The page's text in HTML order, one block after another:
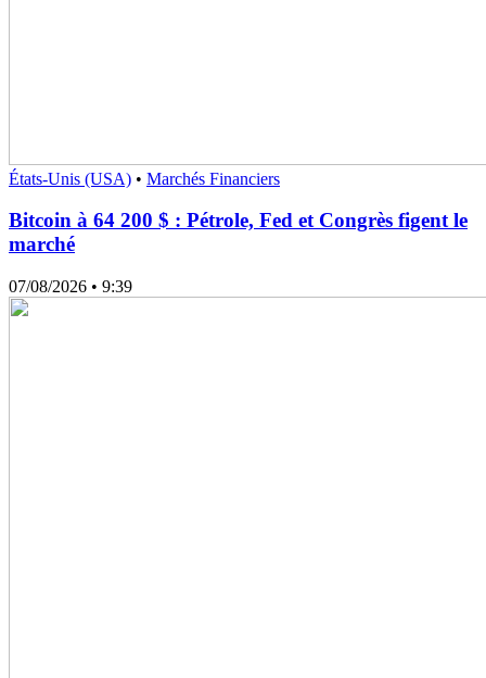
États-Unis (USA) • Marchés Financiers
Bitcoin à 64 200 $ : Pétrole, Fed et Congrès figent le
marché
07/08/2026 • 9:39